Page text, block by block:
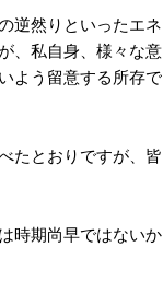
逆然りといったエネ
、私自身、様々な意
よう留意する所存で
たとおりですが、皆
時期尚早ではないか